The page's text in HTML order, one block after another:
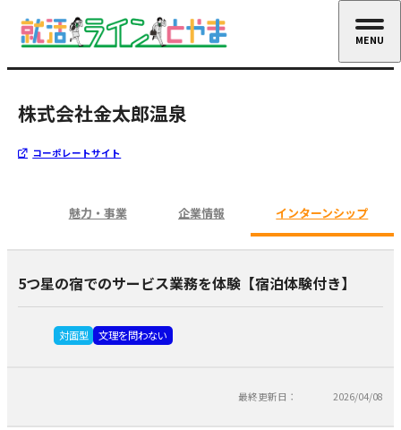
株式会社金太郎温泉
コーポレートサイト
魅力・事業 企業情報 インターンシップ
5つ星の宿でのサービス業務を体験【宿泊体験付き】
対面型 文理を問わない
最終更新日： 2026/04/08
MENU